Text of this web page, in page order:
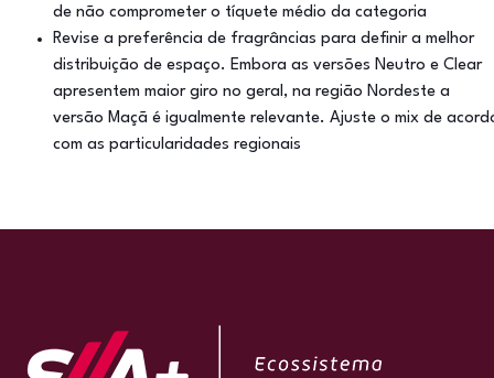
de não comprometer o tíquete médio da categoria
Revise a preferência de fragrâncias para definir a melhor
distribuição de espaço. Embora as versões Neutro e Clear
apresentem maior giro no geral, na região Nordeste a
versão Maçã é igualmente relevante. Ajuste o mix de
com as particularidades regionais